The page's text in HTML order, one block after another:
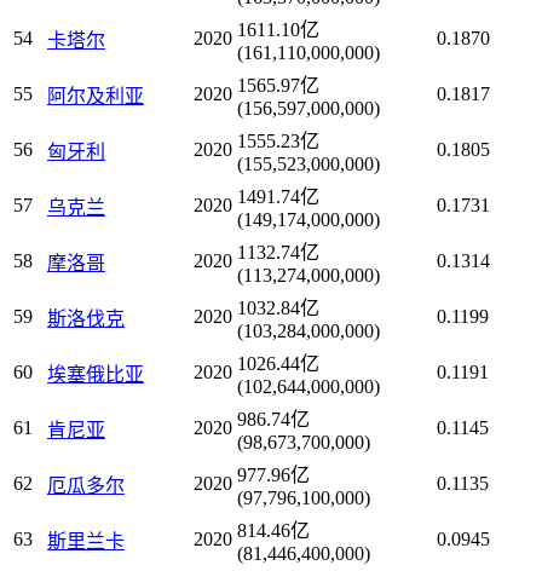
54
卡塔尔 2020 1611.10亿
(161,110,000,000)
0.1870
55 阿尔及利亚 2020 1565.97亿
(156,597,000,000)
0.1817
56 匈牙利 2020 1555.23亿
(155,523,000,000)
0.1805
57 乌克兰 2020 1491.74亿
(149,174,000,000)
0.1731
58 摩洛哥 2020 1132.74亿
(113,274,000,000)
0.1314
59 斯洛伐克 2020 1032.84亿
(103,284,000,000)
0.1199
60 埃塞俄比亚 2020 1026.44亿
(102,644,000,000)
0.1191
61 肯尼亚 2020 986.74亿
(98,673,700,000)
0.1145
62 厄瓜多尔 2020 977.96亿
(97,796,100,000)
0.1135
63 斯里兰卡 2020 814.46亿
(81,446,400,000)
0.0945